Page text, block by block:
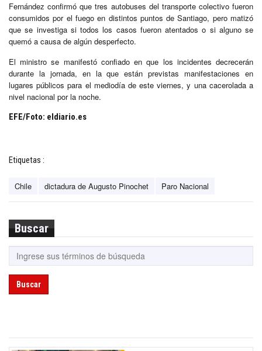
Fernández confirmó que tres autobuses del transporte colectivo fueron
consumidos por el fuego en distintos puntos de Santiago, pero matizó
que se investiga si todos los casos fueron atentados o si alguno se
quemó a causa de algún desperfecto.
El ministro se manifestó confiado en que los incidentes decrecerán
durante la jornada, en la que están previstas manifestaciones en
lugares públicos para el mediodía de este viernes, y una cacerolada a
nivel nacional por la noche.
EFE/Foto: eldiario.es
Etiquetas :
Chile dictadura de Augusto Pinochet Paro Nacional
Buscar
Buscar